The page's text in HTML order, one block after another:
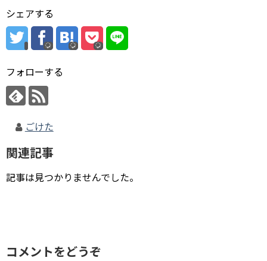
シェアする
フォローする
ごけた
関連記事
記事は見つかりませんでした。
コメントをどうぞ